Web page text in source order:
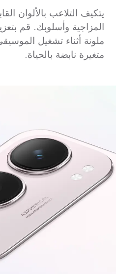
يتكيف التلاعب بالألوان
المزاجية وأسلوبك. قم
ملونة أثناء تشغيل
متغيرة نابضة بالحياة.